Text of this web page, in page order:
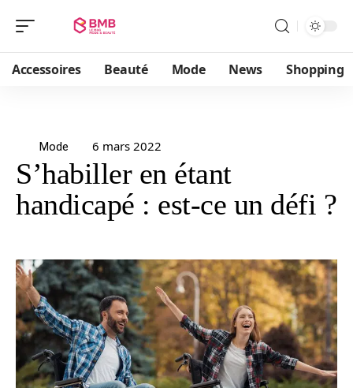
Accessoires Beauté Mode News Shopping
Mode 6 mars 2022
S’habiller en étant
handicapé : est-ce un défi ?